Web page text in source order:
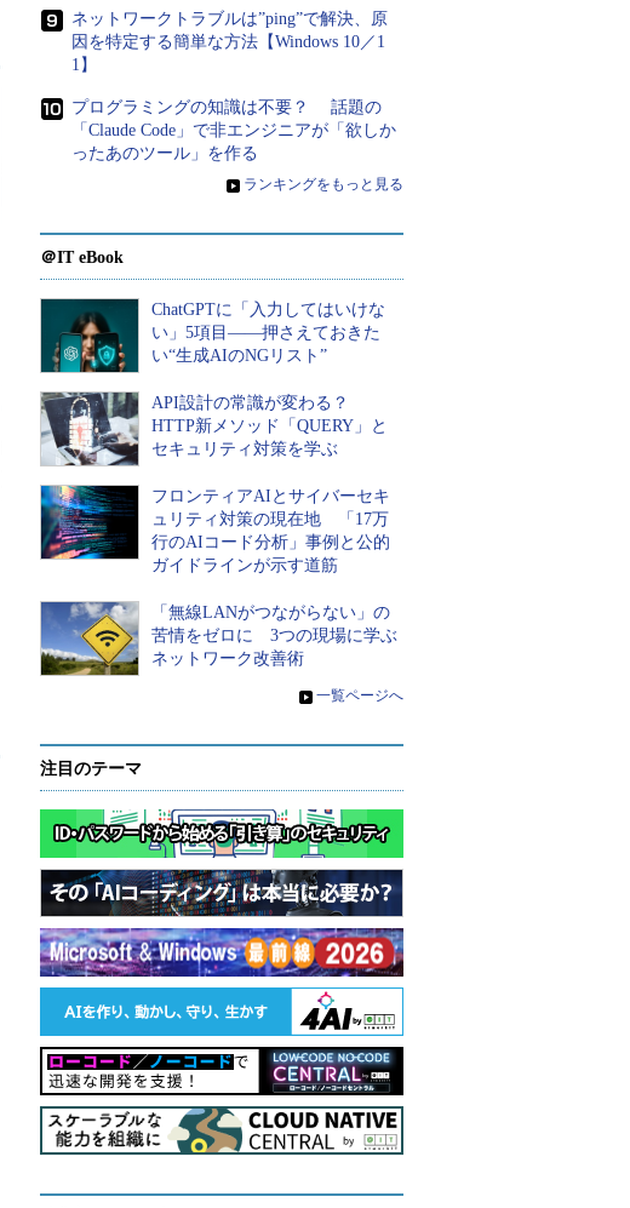
ネットワークトラブルは”ping”で解決、原
因を特定する簡単な方法【Windows 10／1
1】
プログラミングの知識は不要？ 話題の
「Claude Code」で非エンジニアが「欲しか
ったあのツール」を作る
» ランキングをもっと見る
＠IT eBook
ChatGPTに「入力してはいけな
い」5項目――押さえておきた
い“生成AIのNGリスト”
API設計の常識が変わる？
HTTP新メソッド「QUERY」と
セキュリティ対策を学ぶ
フロンティアAIとサイバーセキ
ュリティ対策の現在地 「17万
行のAIコード分析」事例と公的
ガイドラインが示す道筋
「無線LANがつながらない」の
苦情をゼロに 3つの現場に学ぶ
ネットワーク改善術
» 一覧ページへ
注目のテーマ